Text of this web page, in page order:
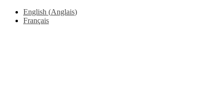
English (Anglais)
Français